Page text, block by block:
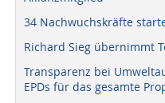
34 Nachwuchskräfte
Richard Sieg übernimmt
Transparenz bei
EPDs für das gesamte